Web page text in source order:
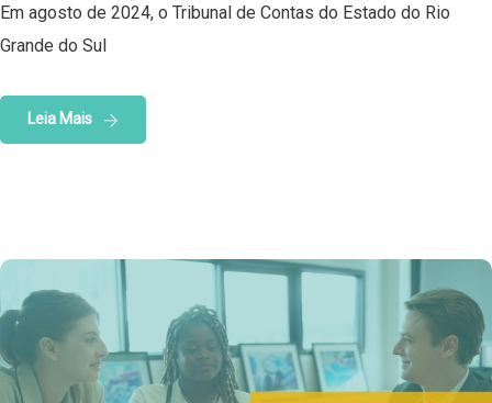
Em agosto de 2024, o Tribunal de Contas do Estado do Rio
Grande do Sul
Leia Mais